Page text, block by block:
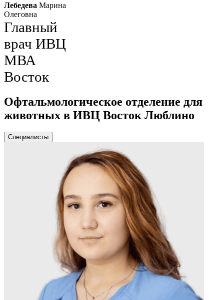
Лебедева Марина
Олеговна
Главный
врач ИВЦ
МВА
Восток
Офтальмологическое отделение для
животных в ИВЦ Восток Люблино
Специалисты